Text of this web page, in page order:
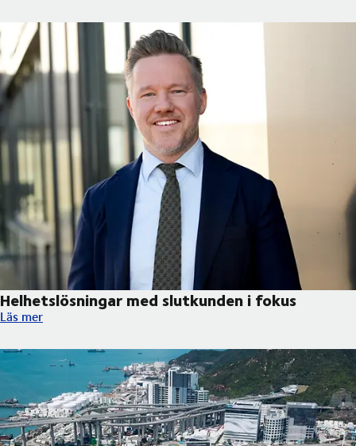
Helhetslösningar med slutkunden i fokus
Helhetslösningar med slutkunden i fokus
Läs mer